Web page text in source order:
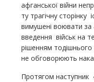
афганської війни
ту трагічну сторінку
вимушені воювати за
введення військ на
рішенням тодішнього
не обговорюють
Протягом наступник